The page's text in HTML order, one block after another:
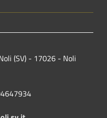
(SV) - 17026 - Noli